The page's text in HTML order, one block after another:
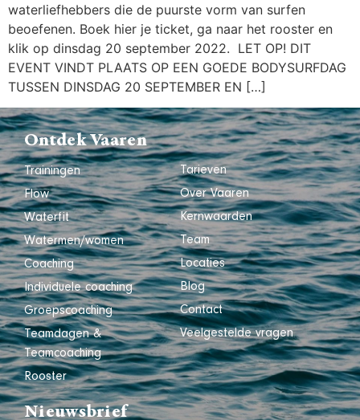
waterliefhebbers die de puurste vorm van surfen
beoefenen. Boek hier je ticket, ga naar het rooster en
klik op dinsdag 20 september 2022. LET OP! DIT
EVENT VINDT PLAATS OP EEN GOEDE BODYSURFDAG
TUSSEN DINSDAG 20 SEPTEMBER EN […]
Ontdek Vaaren
Trainingen
Flow
Waterfit
Watermen/women
Coaching
Individuele coaching
Groepscoaching
Teamdagen &
Teamcoaching
Rooster
Tarieven
Over Vaaren
Kernwaarden
Team
Locaties
Blog
Contact
Veelgestelde vragen
Nieuwsbrief